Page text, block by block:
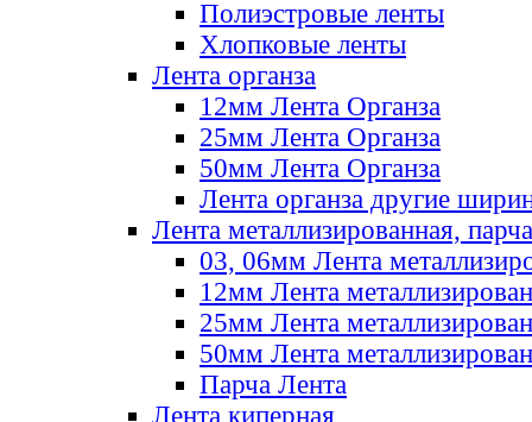
Полиэстровые ленты
Хлопковые ленты
Лента органза
12мм Лента Органза
25мм Лента Органза
50мм Лента Органза
Лента органза другие
Лента металлизированная, парча
03, 06мм Лента
12мм Лента
25мм Лента
50мм Лента
Парча Лента
Лента киперная